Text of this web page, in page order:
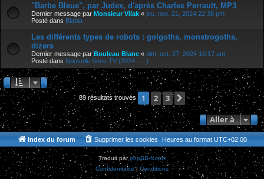
"Barbe Bleue", par Judex, d'après Charles Perrault, MP3
Dernier message par Monsieur Vilak « jeu. nov. 21, 2024 22:38 pm
Posté dans Blabla
Les différents types de robots : golgoths, monstrogoths,
dizers
Dernier message par Bouleau Blanc « dim. oct. 27, 2024 10:17 am
Posté dans Nouvelle Série TV (2024 - ...)
89 résultats trouvés 1 2 3
Suivante
Aller à
Index du forum Heures au format UTC+02:00
Supprimer les cookies
Traduit parphpBB-fr.com
Confidentialité| Conditions